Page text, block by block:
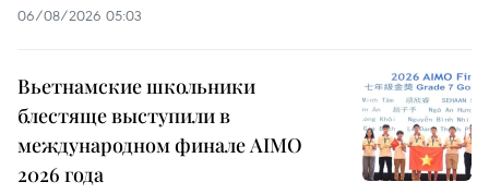
06/08/2026 05:03
Вьетнамские школьники
блестяще выступили в
международном финале AIMO
2026 года